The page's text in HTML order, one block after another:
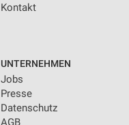
Kontakt
UNTERNEHMEN
Jobs
Presse
Datenschutz